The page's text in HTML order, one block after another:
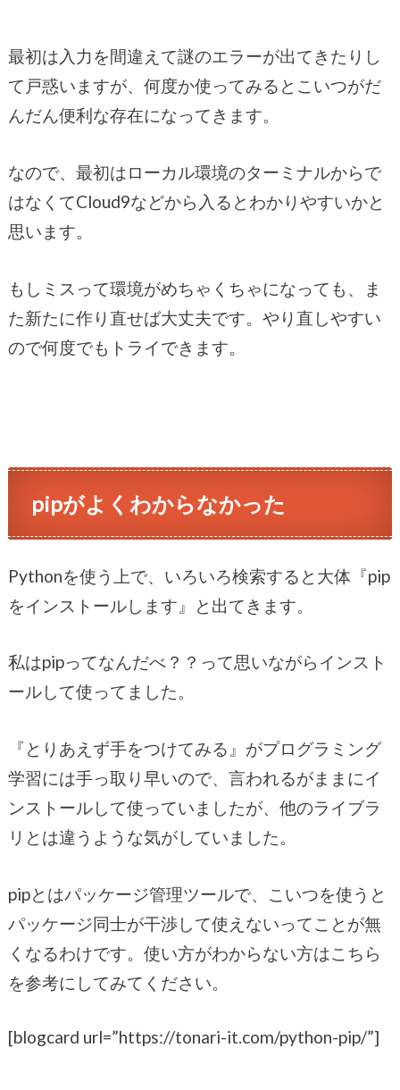
最初は入力を間違えて謎のエラーが出てきたりし
て戸惑いますが、何度か使ってみるとこいつがだ
んだん便利な存在になってきます。
なので、最初はローカル環境のターミナルからで
はなくてCloud9などから入るとわかりやすいかと
思います。
もしミスって環境がめちゃくちゃになっても、ま
た新たに作り直せば大丈夫です。やり直しやすい
ので何度でもトライできます。
pipがよくわからなかった
Pythonを使う上で、いろいろ検索すると大体『pip
をインストールします』と出てきます。
私はpipってなんだべ？？って思いながらインスト
ールして使ってました。
『とりあえず手をつけてみる』がプログラミング
学習には手っ取り早いので、言われるがままにイ
ンストールして使っていましたが、他のライブラ
リとは違うような気がしていました。
pipとはパッケージ管理ツールで、こいつを使うと
パッケージ同士が干渉して使えないってことが無
くなるわけです。使い方がわからない方はこちら
を参考にしてみてください。
[blogcard url=”https://tonari-it.com/python-pip/”]